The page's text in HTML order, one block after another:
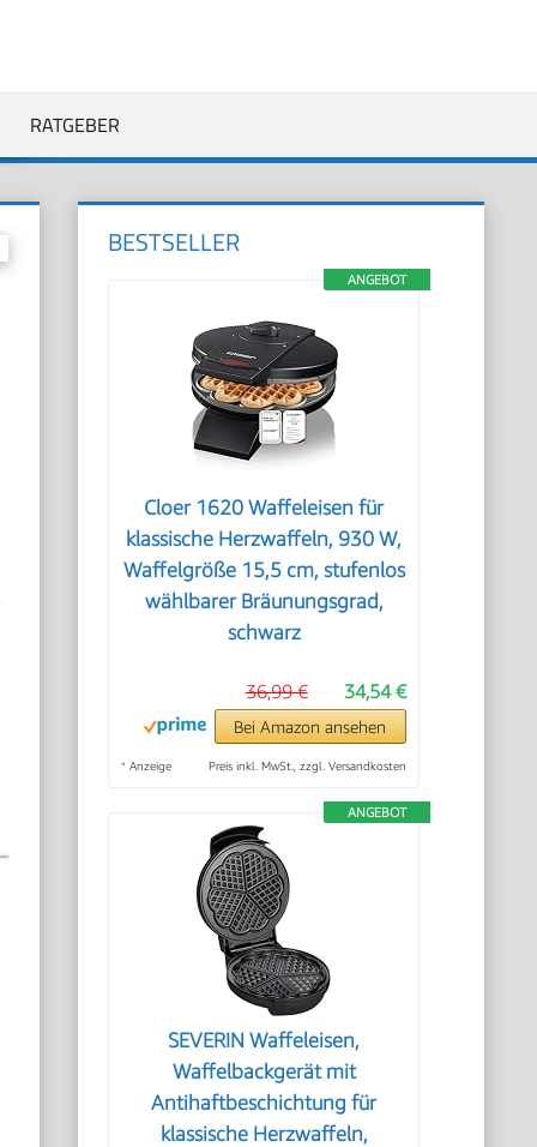
RATGEBER
BESTSELLER
ANGEBOT
Cloer 1620 Waffeleisen für
klassische Herzwaffeln, 930 W,
Waffelgröße 15,5 cm, stufenlos
wählbarer Bräunungsgrad,
schwarz
34,54 €
36,99 €
Bei Amazon ansehen
* Anzeige Preis inkl. MwSt., zzgl. Versandkosten
ANGEBOT
SEVERIN Waffeleisen,
Waffelbackgerät mit
Antihaftbeschichtung für
klassische Herzwaffeln,